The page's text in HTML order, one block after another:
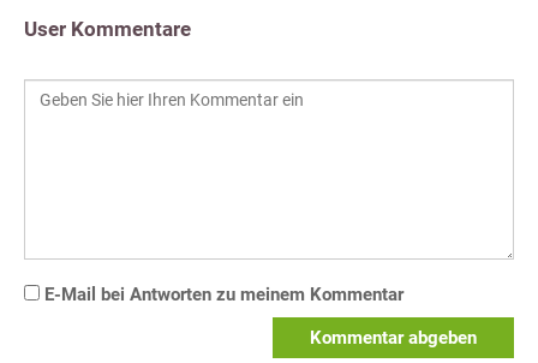
User Kommentare
E-Mail bei Antworten zu meinem Kommentar
Kommentar abgeben